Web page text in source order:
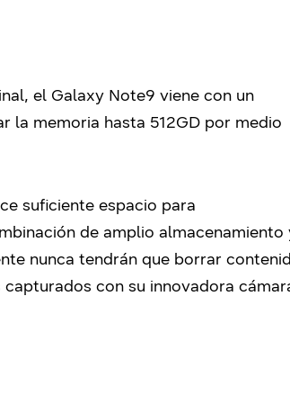
el Galaxy Note9 viene con un
la memoria hasta 512GD por medio
suficiente espacio para
de amplio almacenamiento
nunca tendrán que borrar
con su innovadora